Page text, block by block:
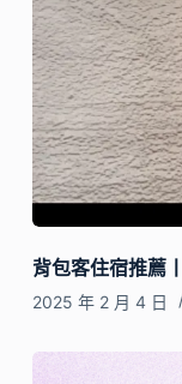
背包客住宿推薦
2025 年 2 月 4 日